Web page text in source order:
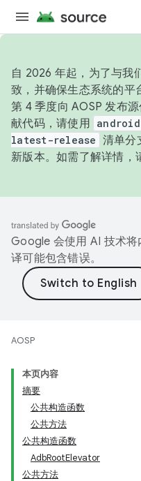
自 2026 年起，为了与我
致，并确保生态系统的平
第 4 季度向 AOSP 发布
献代码，请使用
latest-release 清单分
新版本。如需了解详情，
Google 会使用 AI 技术
译可能包含错误。
AOSP
本页内容
摘要
公共构造函数
公共方法
公共构造函数
AdbRootElevator
公共方法